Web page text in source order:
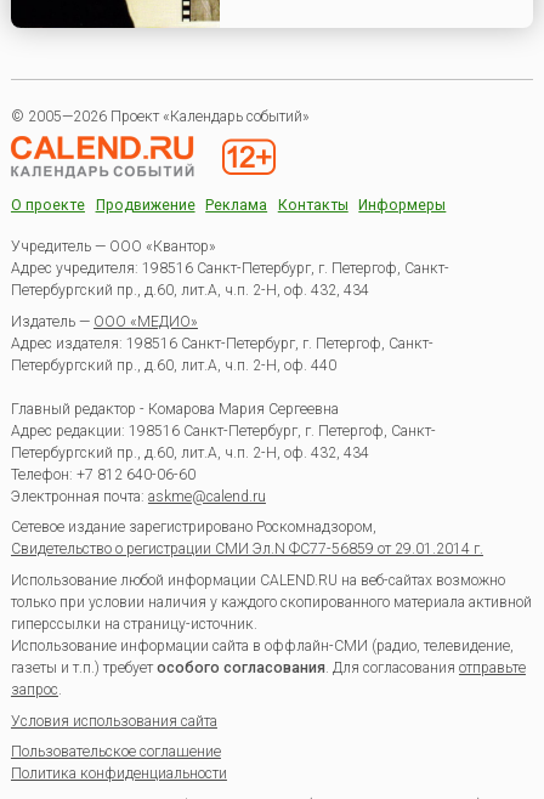
© 2005—2026 Проект «Календарь событий»
О проекте Продвижение Реклама Контакты Информеры
Учредитель — ООО «Квантор»
Адрес учредителя: 198516 Санкт-Петербург, г. Петергоф, Санкт-
Петербургский пр., д.60, лит.А, ч.п. 2-Н, оф. 432, 434
Издатель — ООО «МЕДИО»
Адрес издателя: 198516 Санкт-Петербург, г. Петергоф, Санкт-
Петербургский пр., д.60, лит.А, ч.п. 2-Н, оф. 440
Главный редактор - Комарова Мария Сергеевна
Адрес редакции: 198516 Санкт-Петербург, г. Петергоф Санкт-
Петербургский пр., д.60, лит.А, ч.п. 2-Н, оф. 432, 434
Телефон: +7 812 640-06-60
Электронная почта: askme@calend.ru
Сетевое издание зарегистрировано Роскомнадзором,
Свидетельство о регистрации СМИ Эл.N ФС77-56859 от 29.01.2014 г.
Использование любой информации CALEND.RU на веб-сайтах возможно
только при условии наличия у каждого скопированного материала активной
гиперссылки на страницу-источник.
Использование информации сайта в оффлайн-СМИ (радио, телевидение,
газеты и т.п.) требуетособого согласования. Для согласования отправьте
запрос.
Условия использования сайта
Пользовательское соглашение
Политика конфиденциальности